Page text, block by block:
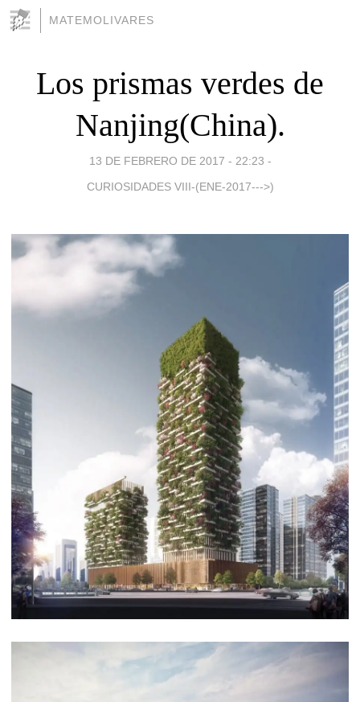
MATEMOLIVARES
Los prismas verdes de
Nanjing(China).
13 DE FEBRERO DE 2017 - 22:23 -
CURIOSIDADES VIII-(ENE-2017--->)